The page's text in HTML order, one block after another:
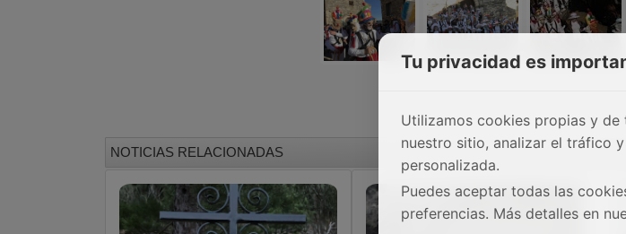
NOTICIAS RELACIONADAS
Tu privacidad es
Utilizamos cookies propias y
nuestro sitio, analizar el tráfico
personalizada.
Puedes aceptar todas las
preferencias. Más detalles en